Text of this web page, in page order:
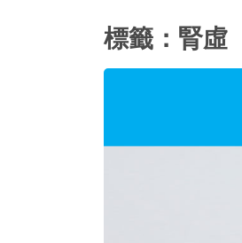
標籤：腎虛